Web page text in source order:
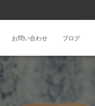
お問い合わせ ブログ